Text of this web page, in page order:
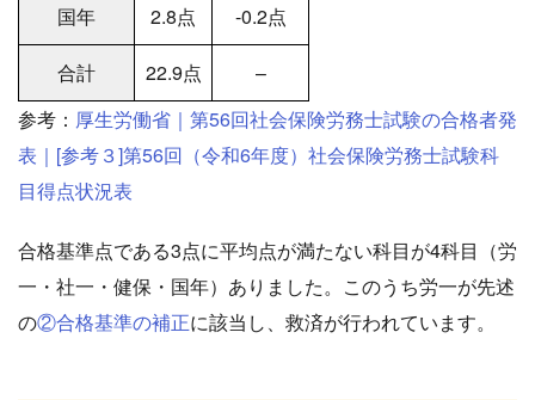
国年 2.8点 -0.2点
合計 22.9点
–
参考： 厚生労働省｜第56回社会保険労務士試験の合格者発
表｜[参考３]第56回（令和6年度）社会保険労務士試験科
目得点状況表
合格基準点である3点に平均点が満たない科目が4科目（労
一・社一・健保・国年）ありました。このうち労一が先述
の②合格基準の補正に該当し、救済が行われています。